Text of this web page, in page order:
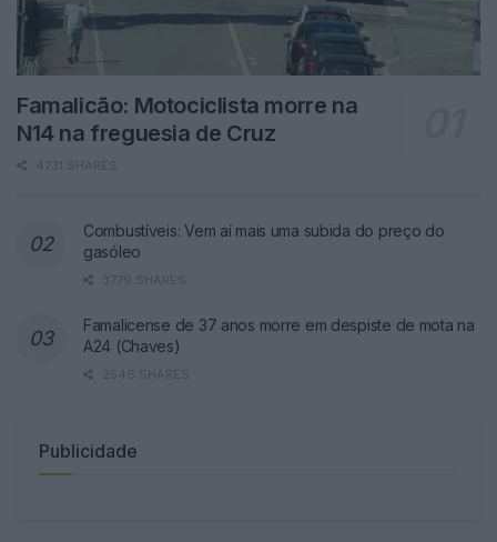
Famalicão: Motociclista morre na
N14 na freguesia de Cruz
4731 SHARES
Combustíveis: Vem aí mais uma subida do preço do
gasóleo
3779 SHARES
Famalicense de 37 anos morre em despiste de mota na
A24 (Chaves)
2546 SHARES
Publicidade